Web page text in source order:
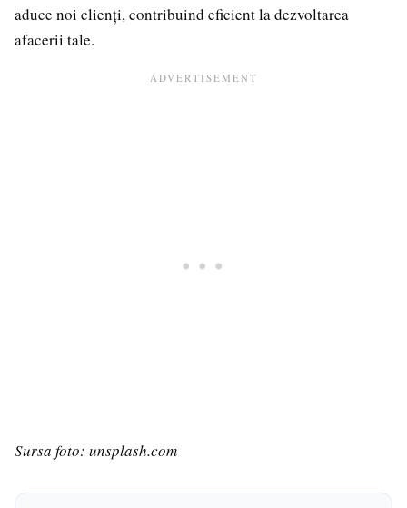
aduce noi clienți, contribuind eficient la dezvoltarea
afacerii tale.
Sursa foto: unsplash.com